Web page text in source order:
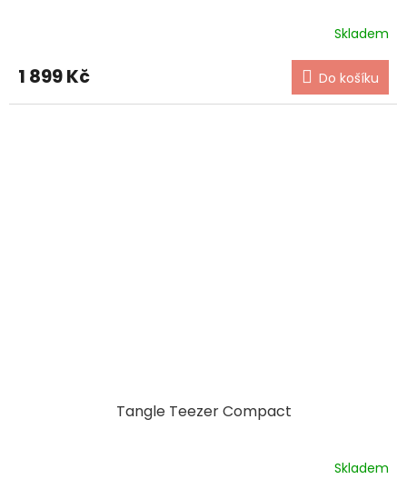
Skladem
1 899 Kč Do košíku
Tangle Teezer Compact
Skladem